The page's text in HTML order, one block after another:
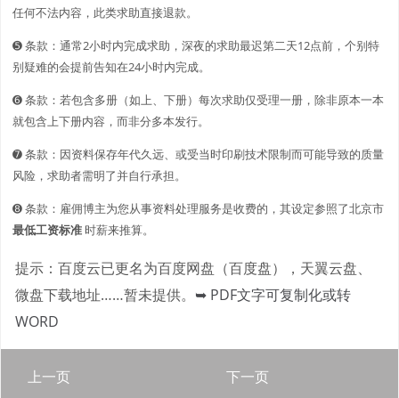
任何不法内容，此类求助直接退款。
➎ 条款：通常2小时内完成求助，深夜的求助最迟第二天12点前，个别特
别疑难的会提前告知在24小时内完成。
➏ 条款：若包含多册（如上、下册）每次求助仅受理一册，除非原本一本
就包含上下册内容，而非分多本发行。
➐ 条款：因资料保存年代久远、或受当时印刷技术限制而可能导致的质量
风险，求助者需明了并自行承担。
➑ 条款：雇佣博主为您从事资料处理服务是收费的，其设定参照了北京市
最低工资标准时薪来推算。
提示：百度云已更名为百度网盘（百度盘），天翼云盘、
微盘下载地址……暂未提供。 ➥ PDF文字可复制化或转
WORD
上一页
下一页